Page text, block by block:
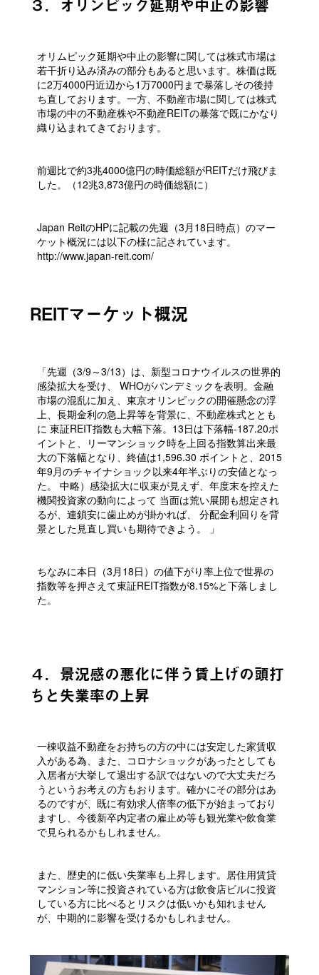
オリムピック延期や中止の影響に関しては株式市場は
若干折り込み済みの部分もあると思います。株価は既
に2万4000円近辺から1万7000円まで暴落しその後持
ち直しております。一方、不動産市場に関しては株式
市場の中の不動産株や不動産REITの暴落で既にかなり
織り込まれてきております。
前週比で約3兆4000億円の時価総額がREITだけ飛びま
した。（12兆3,873億円の時価総額に）
Japan ReitのHPに記載の先週（3月18日時点）のマー
ケット概況には以下の様に記されています。
http://www.japan-reit.com/
REITマーケット概況
「先週（3/9～3/13）は、新型コロナウイルスの世界的
感染拡大を受け、 WHOがパンデミックを表明。金融
市場の混乱に加え、東京オリンピックの開催懸念の浮
上、長期金利の急上昇等を背景に、不動産株式ととも
に 東証REIT指数も大幅下落。13日は下落幅-187.20ポ
イントと、リーマンショック時を上回る指数算出来最
大の下落幅となり、終値は1,596.30 ポイントと、2015
年9月のチャイナショック以来4年半ぶりの安値となっ
た。 中略）感染拡大に収束が見えず、年度末を控えた
機関投資家の動向によって 当面は荒い展開も想定され
るが、連鎖安に歯止めが掛かれば、 分配金利回りを背
景とした見直し買いも期待できよう。 」
ちなみに本日（3月18日）の値下がり率上位で世界の
指数等を押さえて東証REIT指数が8.15%と下落しまし
た。
４．景況感の悪化に伴う賃上げの頭打
ちと失業率の上昇
一棟収益不動産をお持ちの方の中には安定した家賃収
入がある為、また、コロナショックがあったとしても
入居者が大挙して退出する訳ではないので大丈夫だろ
うというお考えの方もおります。確かにその部分はあ
るのですが、既に有効求人倍率の低下が始まっており
ますし、今後新卒内定者の雇止め等も観光業や飲食業
で見られるかもしれません。
また、歴史的に低い失業率も上昇します。居住用賃貸
マンション等に投資されている方は飲食店ビルに投資
している方に比べるとリスクは低いかも知れません
が、中期的に影響を受けるかもしれません。